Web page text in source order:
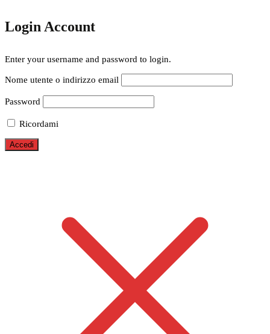
Login Account
Enter your username and password to login.
Nome utente o indirizzo email
Password
Ricordami